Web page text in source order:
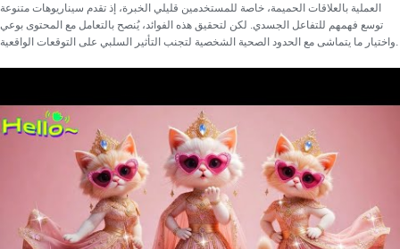
العملية بالعلاقات الحميمة، خاصة للمستخدمين قليلي الخبرة، إذ تقدم سيناريوهات متنوعة
توسع فهمهم للتفاعل الجسدي. لكن لتحقيق هذه الفوائد، يُنصح بالتعامل مع المحتوى بوعي